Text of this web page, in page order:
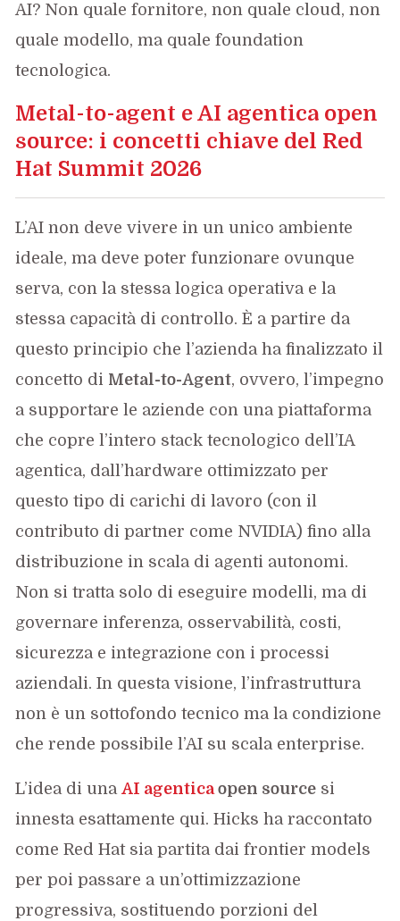
AI? Non quale fornitore, non quale cloud, non
quale modello, ma quale foundation
tecnologica.
Metal-to-agent e AI agentica open
source: i concetti chiave del Red
Hat Summit 2026
L’AI non deve vivere in un unico ambiente
ideale, ma deve poter funzionare ovunque
serva, con la stessa logica operativa e la
stessa capacità di controllo. È a partire da
questo principio che l’azienda ha finalizzato il
concetto di Metal-to-Agent, ovvero, l’impegno
a supportare le aziende con una piattaforma
che copre l’intero stack tecnologico dell’IA
agentica, dall’hardware ottimizzato per
questo tipo di carichi di lavoro (con il
contributo di partner come NVIDIA) fino alla
distribuzione in scala di agenti autonomi.
Non si tratta solo di eseguire modelli, ma di
governare inferenza, osservabilità, costi,
sicurezza e integrazione con i processi
aziendali. In questa visione, l’infrastruttura
non è un sottofondo tecnico ma la condizione
che rende possibile l’AI su scala enterprise.
L’idea di unaAI agenticaopen source si
innesta esattamente qui. Hicks ha raccontato
come Red Hat sia partita dai frontier models
per poi passare a un’ottimizzazione
progressiva, sostituendo porzioni del